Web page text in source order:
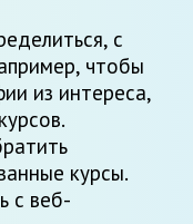
с
чтобы
из интереса,
курсы.
с веб-